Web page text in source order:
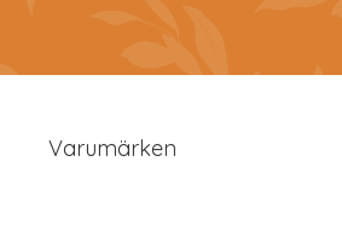
Varumärken